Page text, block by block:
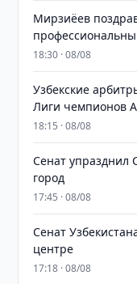
Мирзиёев
18:30 · 08/08
Узбекские
Лиги чемпионов
18:15 · 08/08
Сенат упразднил
город
17:45 · 08/08
Сенат
центре
17:18 · 08/08